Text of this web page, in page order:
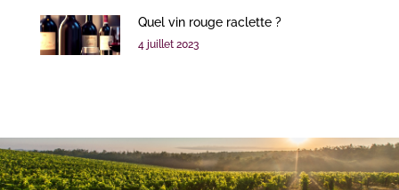
Quel vin rouge raclette ?
4 juillet 2023